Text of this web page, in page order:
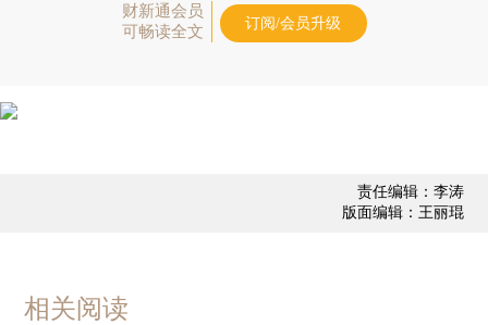
财新通会员
可畅读全文
订阅/会员升级
责任编辑：李涛
版面编辑：王丽琨
相关阅读